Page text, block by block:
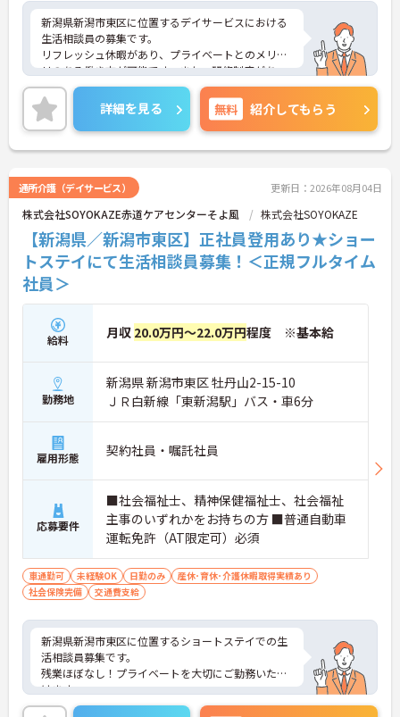
は必須
新潟県新潟市東区に位置するデイサービスにおける
生活相談員の募集です。
リフレッシュ休暇があり、プライベートとのメリハ
リのある働き方が可能です。また、研修制度があ
り、働きながらスキルアップが目指せる環境です。
ご興味のある方には、面接対策ポイントなど、さら
に詳細をご案内しますのでお気軽にご相談くださ
い！
詳細を見る 無料 紹介してもらう
通所介護（デイサービス） 更新日：2026年08月04日
株式会社SOYOKAZE赤道ケアセンターそよ風 株式会社SOYOKAZE
【新潟県／新潟市東区】正社員登用あり★ショー
トステイにて生活相談員募集！＜正規フルタイム
社員＞
給料 月収 20.0万円～22.0万円程度 ※基本給
勤務地
新潟県 新潟市東区 牡丹山2-15-10
ＪＲ白新線「東新潟駅」バス・車6分
雇用形態 契約社員・嘱託社員
応募要件
■社会福祉士、精神保健福祉士、社会福祉
主事のいずれかをお持ちの方 ■普通自動車
運転免許（AT限定可）必須
車通勤可 未経験OK 日勤のみ
産休･育休･介護休暇取得実績あり
社会保険完備
交通費支給
新潟県新潟市東区に位置するショートステイでの生
活相談員募集です。
残業ほぼなし！プライベートを大切にご勤務いただ
けます。
ご興味をお持ちの方には詳細の情報や面接のポイン